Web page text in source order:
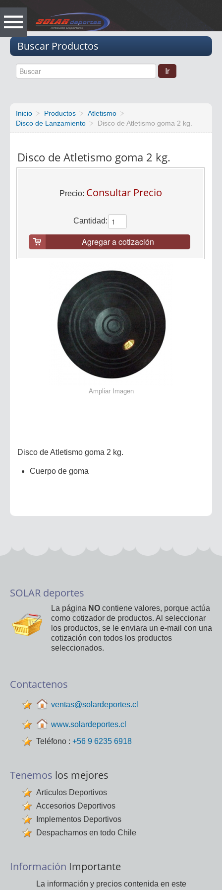
Buscar Productos
Inicio Productos
Atletismo
Disco de Lanzamiento
Disco de Atletismo goma 2 kg.
Disco de Atletismo goma 2 kg.
Precio: Consultar Precio
Cantidad:
Agregar a cotización
Ampliar Imagen
Disco de Atletismo goma 2 kg.
Cuerpo de goma
SOLAR deportes
La página NO contiene valores, porque actúa
como cotizador de productos. Al seleccionar
los productos, se le enviara un e-mail con una
cotización con todos los productos
seleccionados.
Contactenos
ventas@solardeportes.cl
www.solardeportes.cl
Teléfono : +56 9 6235 6918
Tenemos los mejores
Articulos Deportivos
Accesorios Deportivos
Implementos Deportivos
Despachamos en todo Chile
Información Importante
La información y precios contenida en este